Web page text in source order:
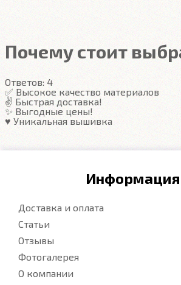
резиновых половичках, однако, её
видно. ЕВА удобны тем, что их
Подробнее
Почему стоит
Ответов: 4
✅ Высокое качество материалов
✌️ Быстрая доставка!
✨ Выгодные цены!
♥️ Уникальная вышивка
Информация
Доставка и оплата
Статьи
Отзывы
Фотогалерея
О компании